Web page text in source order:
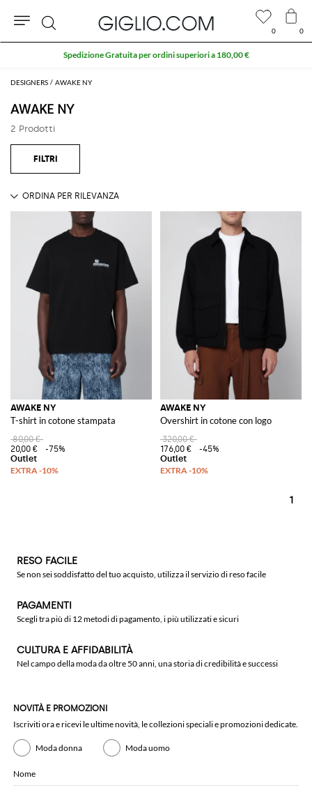
DESIGNERS AWAKE NY
AWAKE NY
2 Prodotti
AWAKE NY
T-shirt in cotone stampata
80,00 €
20,00 €
-75%
AWAKE NY
Overshirt in cotone con logo
320,00 €
176,00 €
-45%
1
0 0
Cerca
Spedizione Gratuita per ordini superiori a 180,00 €
RESO FACILE
Se non sei soddisfatto del tuo acquisto, utilizza il servizio di reso facile
PAGAMENTI
Scegli tra più di 12 metodi di pagamento, i più utilizzati e sicuri
CULTURA E AFFIDABILITÀ
Nel campo della moda da oltre 50 anni, una storia di credibilità e successi
NOVITÀ E PROMOZIONI
Iscriviti ora e ricevi le ultime novità, le collezioni speciali e promozioni dedicate.
Moda donna Moda uomo
Nome